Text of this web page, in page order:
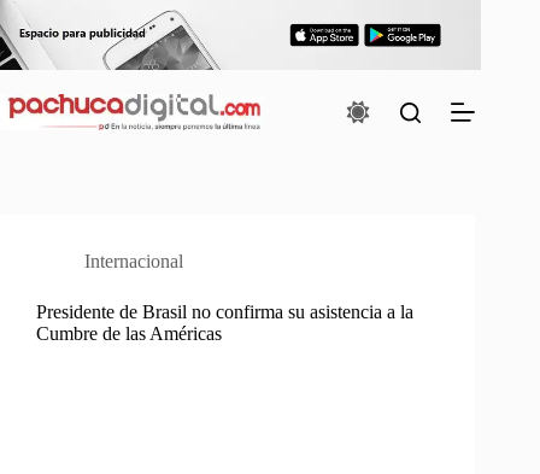
Saltar
al
contenido
Internacional
Presidente de Brasil no confirma su asistencia a la
Cumbre de las Américas